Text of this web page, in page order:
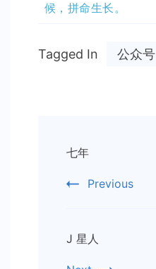
候，拼命生长。
Tagged In 公众号
Navigation
七年
Previous
J 星人